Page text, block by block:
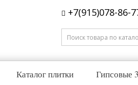
+7(915)078-86-
Каталог плитки Гипсовые